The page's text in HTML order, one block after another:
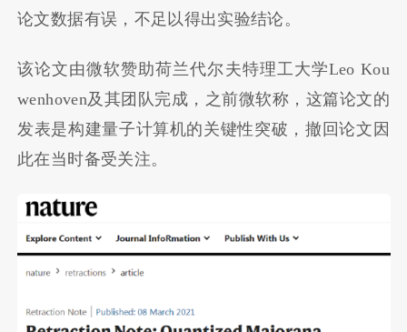
论文数据有误，不足以得出实验结论。
该论文由微软赞助荷兰代尔夫特理工大学Leo Kou
wenhoven及其团队完成，之前微软称，这篇论文的
发表是构建量子计算机的关键性突破，撤回论文因
此在当时备受关注。